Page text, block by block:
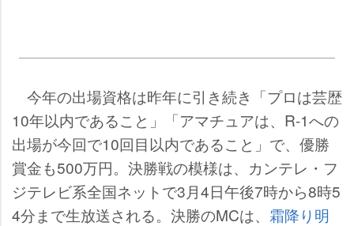
今年の出場資格は昨年に引き続き「プロは芸歴
10年以内であること」「アマチュアは、R-1への
出場が今回で10回目以内であること」で、優勝
賞金も500万円。決勝戦の模様は、カンテレ・フ
ジテレビ系全国ネットで3月4日午後7時から8時5
4分まで生放送される。決勝のMCは、 霜降り明